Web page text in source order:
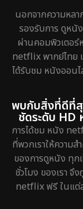
นอกจากความหลา
รองรับการ ดูหนั
ผ่านคอมพิวเตอร์
netflix พากย์ไทย
ได้รับชม หนังออน
พบกับสิ่งที่ดีที่
ชัดระดับ HD
การได้ชม หนัง
ที่พวกเราให้ความส
ของการดูหนัง ทุ
ชั่วโมง ของเรา จึ
netflix ฟรี ในแต่